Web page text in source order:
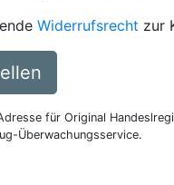
Widerrufsrecht zur
für Original
Überwachungsservice.